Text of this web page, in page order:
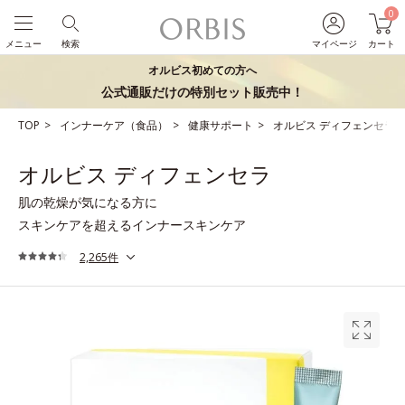
マイページ
0
カート
検索
メニュー
オルビス初めての方へ
公式通販だけの特別セット販売中！
TOP インナーケア（食品） 健康サポート オルビス ディフェンセラ
オルビス ディフェンセラ
肌の乾燥が気になる方に
スキンケアを超えるインナースキンケア
2,265件